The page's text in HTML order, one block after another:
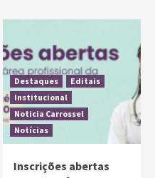
Destaques
Editais
Institucional
Noticia Carrossel
Notícias
Inscrições abertas